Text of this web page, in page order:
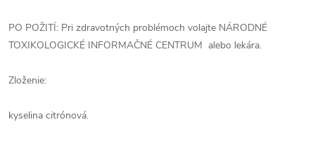
PO POŽITÍ: Pri zdravotných problémoch volajte NÁRODNÉ
TOXIKOLOGICKÉ INFORMAČNÉ CENTRUM alebo lekára.
Zloženie:
kyselina citrónová.